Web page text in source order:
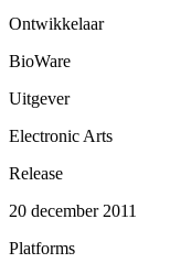
Ontwikkelaar
BioWare
Uitgever
Electronic Arts
Release
20 december 2011
Platforms